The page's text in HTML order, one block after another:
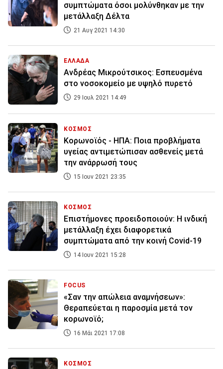
συμπτώματα όσοι μολύνθηκαν με την
μετάλλαξη Δέλτα
21 Αυγ 2021 14:30
ΕΛΛΑΔΑ
Ανδρέας Μικρούτσικος: Εσπευσμένα
στο νοσοκομείο με υψηλό πυρετό
29 Ιουλ 2021 14:49
ΚΟΣΜΟΣ
Κορωνοϊός - ΗΠΑ: Ποια προβλήματα
υγείας αντιμετώπισαν ασθενείς μετά
την ανάρρωσή τους
15 Ιουν 2021 23:35
ΚΟΣΜΟΣ
Επιστήμονες προειδοποιούν: Η ινδική
μετάλλαξη έχει διαφορετικά
συμπτώματα από την κοινή Covid-19
14 Ιουν 2021 15:28
FOCUS
«Σαν την απώλεια αναμνήσεων»:
Θεραπεύεται η παροσμία μετά τον
κορωνοϊό;
16 Μάι 2021 17:08
ΚΟΣΜΟΣ